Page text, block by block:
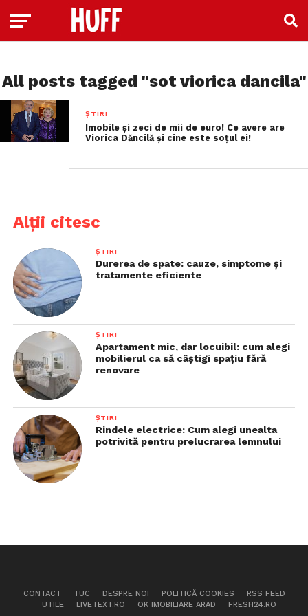
All posts tagged "sot viorica dancila"
ȘTIRI
Imobile și zeci de mii de euro! Ce avere are
Viorica Dăncilă și cine este soțul ei!
Alții citesc
ȘTIRI
Durerea de spate: cauze, simptome și
tratamente eficiente
ȘTIRI
Apartament mic, dar locuibil: cum alegi
mobilierul ca să câștigi spațiu fără
renovare
ȘTIRI
Rindele electrice: Cum alegi unealta
potrivită pentru prelucrarea lemnului
CONTACT TUC DESPRE NOI POLITICĂ COOKIES
RSS FEED
UTILE
LIVETEXT.RO OK IMOBILIARE ARAD FRESH24.RO